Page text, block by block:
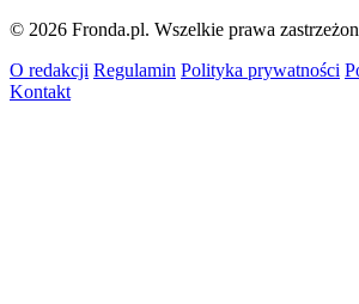
© 2026 Fronda.pl. Wszelkie prawa
O redakcji Regulamin Polityka prywatności
Kontakt